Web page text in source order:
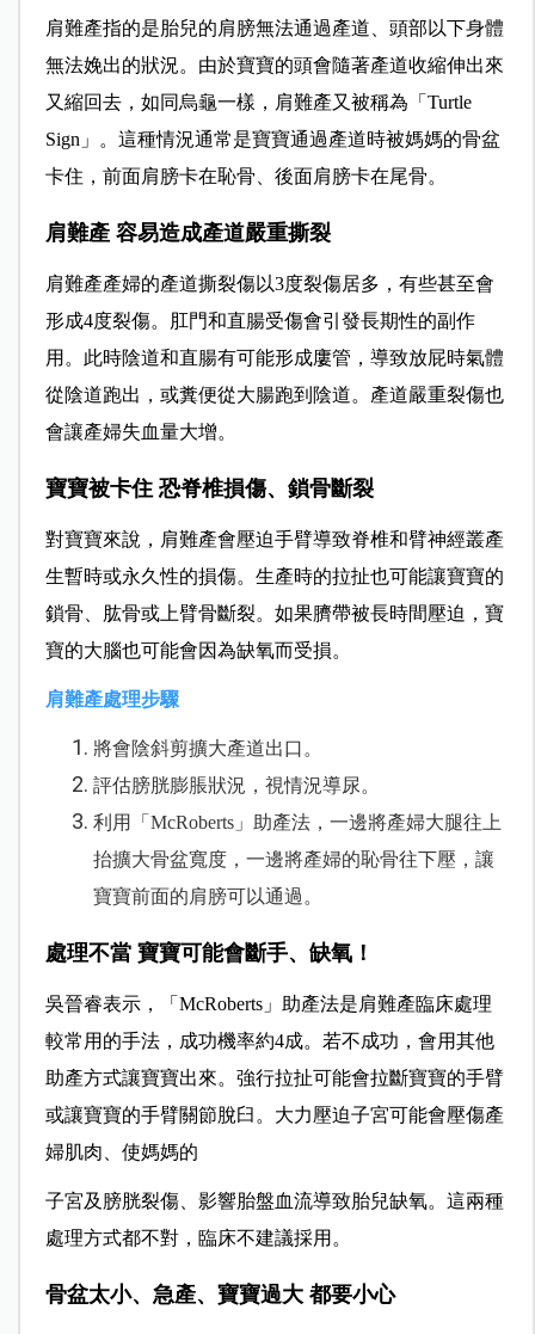
肩難產指的是胎兒的肩膀無法通過產道、頭部以下身體
無法娩出的狀況。由於寶寶的頭會隨著產道收縮伸出來
又縮回去，如同烏龜一樣，肩難產又被稱為 「Turtle
Sign」。 這種情況通常是寶寶通過產道時被媽媽的骨盆
卡住，前面肩膀卡在恥骨、後面肩膀卡在尾骨。
肩難產 容易造成產道嚴重撕裂
肩難產產婦的產道撕裂傷以3度裂傷居多，有些甚至會
形成4度裂傷。肛門和直腸受傷會引發長期性的副作
用。此時陰道和直腸有可能形成廔管，導致放屁時氣體
從陰道跑出，或糞便從大腸跑到陰道。產道嚴重裂傷也
會讓產婦失血量大增。
寶寶被卡住 恐脊椎損傷、鎖骨斷裂
對寶寶來說， 肩難產會壓迫手臂導致脊椎和臂神經叢產
生暫時或永久性的損傷。生產時的拉扯也可能讓寶寶的
鎖骨、肱骨或上臂骨斷裂。如果臍帶被長時間壓迫，寶
寶的大腦也可能會因為缺氧而受損。
肩難產處理步驟
將會陰斜剪擴大產道出口。
評估膀胱膨脹狀況，視情況導尿。
利用「McRoberts」助產法，一邊將產婦大腿往上
抬擴大骨盆寬度，一邊將產婦的恥骨往下壓，讓
寶寶前面的肩膀可以通過。
處理不當 寶寶可能會斷手、缺氧！
吳晉睿表示，「McRoberts」助產法是肩難產臨床處理
較常用的手法，成功機率約4成。若不成功，會用其他
助產方式讓寶寶出來。 強行拉扯可能會拉斷寶寶的手臂
或讓寶寶的手臂關節脫臼。大力壓迫子宮可能會壓傷產
婦肌肉、使媽媽的
子宮及膀胱裂傷、影響胎盤血流導致胎兒缺氧。這兩種
處理方式都不對，臨床不建議採用。
骨盆太小、急產、寶寶過大 都要小心